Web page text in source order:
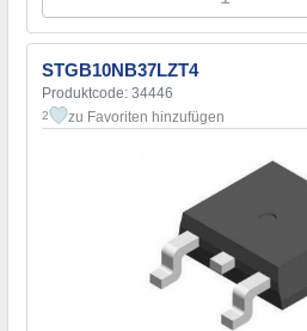
STGB10NB37LZT4
Produktcode: 34446
2 zu Favoriten hinzufügen